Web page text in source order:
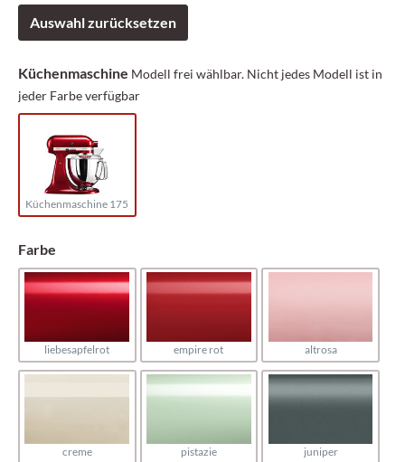
Küchenmaschine Modell frei wählbar. Nicht jedes Modell ist in
jeder Farbe verfügbar
Küchenmaschine 175
Farbe
liebesapfelrot empire rot altrosa
creme pistazie juniper
Auswahl zurücksetzen